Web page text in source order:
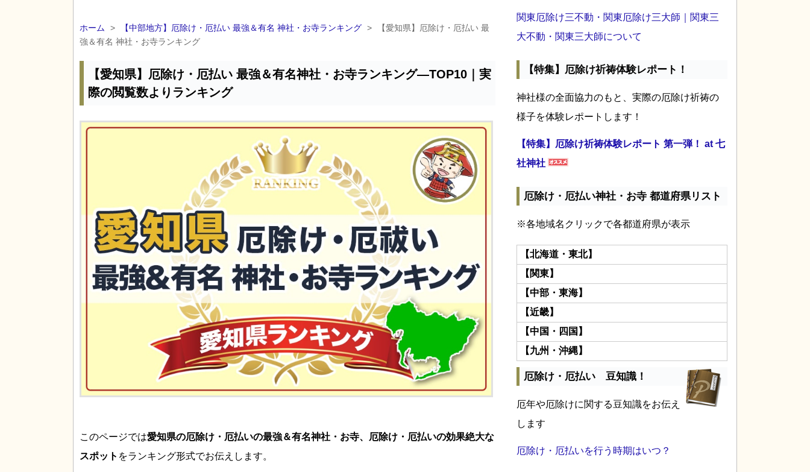
ホーム > 【中部地方】厄除け・厄払い 最強＆有名 神社・お寺ランキング >
【愛知県】厄除け・厄払い 最
強＆有名 神社・お寺ランキング
【愛知県】厄除け・厄払い 最強＆有名神社・お寺ランキング―TOP10｜実
際の閲覧数よりランキング
このページでは愛知県の厄除け・厄払いの最強＆有名神社・お寺、厄除け・厄払いの効果絶大な
スポット をランキング形式でお伝えします。
関東厄除け三不動・関東厄除け三大師｜関東三
大不動・関東三大師について
【特集】厄除け祈祷体験レポート！
神社様の全面協力のもと、実際の厄除け祈祷の
様子を体験レポートします！
【特集】厄除け祈祷体験レポート 第一弾！ at 七
社神社
厄除け・厄払い神社・お寺 都道府県リスト
※各地域名クリックで各都道府県が表示
【北海道・東北】
【関東】
【中部・東海】
【近畿】
【中国・四国】
【九州・沖縄】
厄除け・厄払い 豆知識！
厄年や厄除けに関する豆知識をお伝え
します
厄除け・厄払いを行う時期はいつ？